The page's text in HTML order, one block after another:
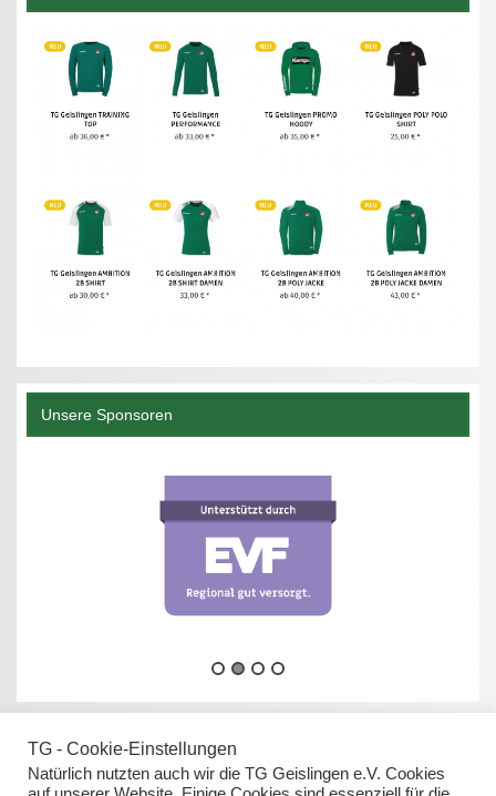
Unsere Sponsoren
TG - Cookie-Einstellungen
Natürlich nutzten auch wir die TG Geislingen e.V. Cookies